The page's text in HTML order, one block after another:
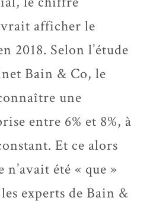
afficher le
2018. Selon l’étude
Bain & Co, le
une
entre 6% et 8%, à
Et ce alors
n’avait été « que »
experts de Bain &